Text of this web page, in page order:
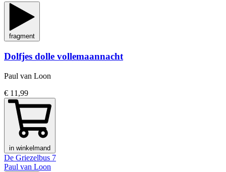
fragment
Dolfjes dolle vollemaannacht
Paul van Loon
€ 11,99
in winkelmand
De Griezelbus 7
Paul van Loon